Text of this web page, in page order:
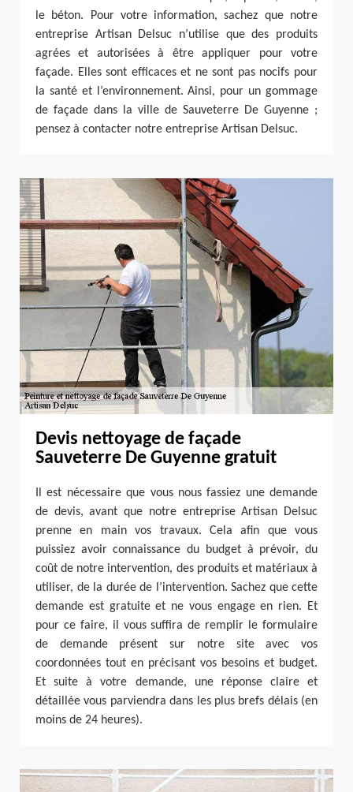
le béton. Pour votre information, sachez que notre
entreprise Artisan Delsuc n’utilise que des produits
agrées et autorisées à être appliquer pour votre
façade. Elles sont efficaces et ne sont pas nocifs pour
la santé et l’environnement. Ainsi, pour un gommage
de façade dans la ville de Sauveterre De Guyenne ;
pensez à contacter notre entreprise Artisan Delsuc.
Devis nettoyage de façade
Sauveterre De Guyenne gratuit
Il est nécessaire que vous nous fassiez une demande
de devis, avant que notre entreprise Artisan Delsuc
prenne en main vos travaux. Cela afin que vous
puissiez avoir connaissance du budget à prévoir, du
coût de notre intervention, des produits et matériaux à
utiliser, de la durée de l’intervention. Sachez que cette
demande est gratuite et ne vous engage en rien. Et
pour ce faire, il vous suffira de remplir le formulaire
de demande présent sur notre site avec vos
coordonnées tout en précisant vos besoins et budget.
Et suite à votre demande, une réponse claire et
détaillée vous parviendra dans les plus brefs délais (en
moins de 24 heures).